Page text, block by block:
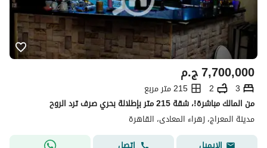
ج.م7,700,000
3
2
215 متر مربع
من المالك مباشرة!، شقة 215 متر بإطلالة بحري صرف ترد الروح
مدينة المعراج، زهراء المعادى، القاهرة